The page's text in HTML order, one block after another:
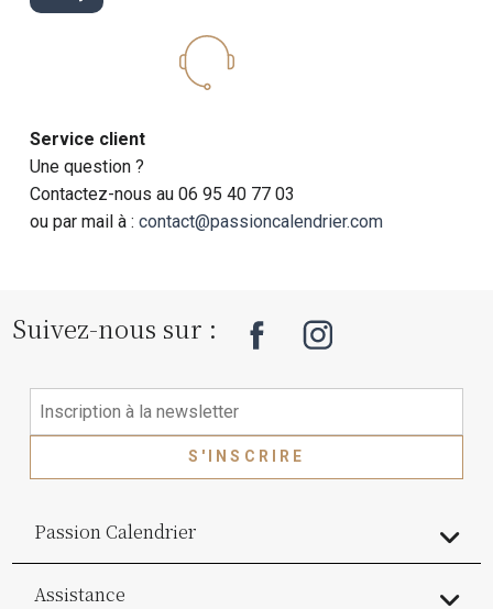
Service client
Une question ?
Contactez-nous au 06 95 40 77 03
ou par mail à :contact@passioncalendrier.com
Suivez-nous sur :
S'INSCRIRE
Passion Calendrier
Assistance